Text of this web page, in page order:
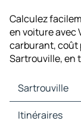
Calculez
en voiture avec
carburant, coût
Sartrouville, en
Sartrouville
Sartrouville
Itinéraires